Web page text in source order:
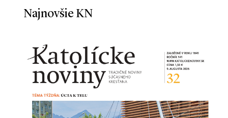
Najnovšie KN